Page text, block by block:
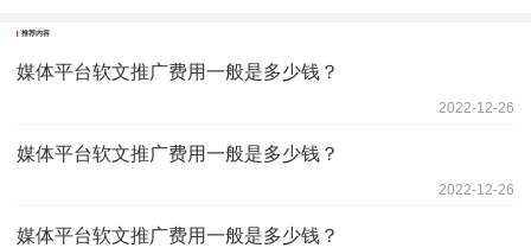
推荐内容
媒体平台软文推广费用一般是多少钱？
2022-12-26
媒体平台软文推广费用一般是多少钱？
2022-12-26
媒体平台软文推广费用一般是多少钱？